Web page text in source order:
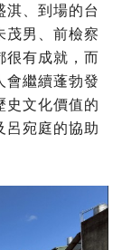
淇、到場的台
茂男、前檢察
很有成就，而
會繼續蓬勃發
史文化價值的
呂宛庭的協助